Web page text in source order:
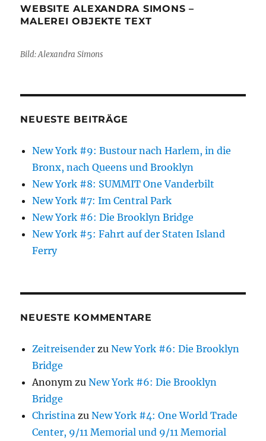
WEBSITE ALEXANDRA SIMONS –
MALEREI OBJEKTE TEXT
Bild: Alexandra Simons
NEUESTE BEITRÄGE
New York #9: Bustour nach Harlem, in die
Bronx, nach Queens und Brooklyn
New York #8: SUMMIT One Vanderbilt
New York #7: Im Central Park
New York #6: Die Brooklyn Bridge
New York #5: Fahrt auf der Staten Island
Ferry
NEUESTE KOMMENTARE
Zeitreisender zuNew York #6: Die Brooklyn
Bridge
Anonym zuNew York #6: Die Brooklyn
Bridge
Christina zuNew York #4: One World Trade
Center, 9/11 Memorial und 9/11 Memorial